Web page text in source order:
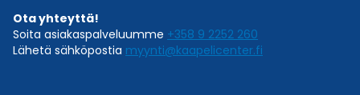
Ota yhteyttä!
Soita asiakaspalveluumme +358 9 2252 260
Lähetä sähköpostia myynti@kaapelicenter.fi